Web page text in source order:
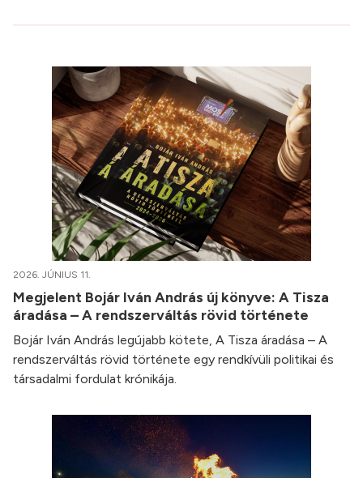
2026. JÚNIUS 11.
Megjelent Bojár Iván András új könyve: A Tisza
áradása – A rendszerváltás rövid története
Bojár Iván András legújabb kötete, A Tisza áradása – A
rendszerváltás rövid története egy rendkívüli politikai és
társadalmi fordulat krónikája.